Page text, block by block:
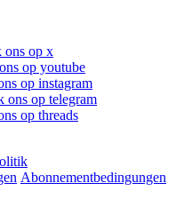
ons op x
op youtube
op instagram
ons op telegram
op threads
Abonnementbedingungen